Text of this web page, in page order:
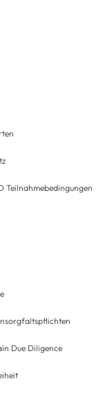
Teilnahmebedingungen
Due Diligence